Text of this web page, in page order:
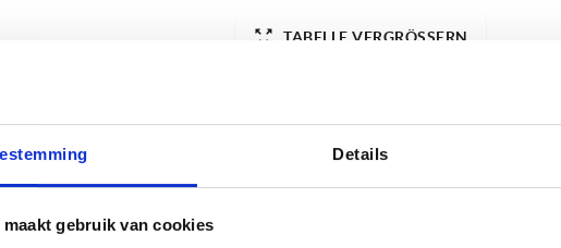
Details
maakt gebruik van cookies
21,5
Stahl
10
TABELLE VERGRÖSSERN
werden in regelmäßigen Abständen mehrmals täglich aktualisiert.
Abschluss Ihrer Bestellung erfahren Sie das bestätigte